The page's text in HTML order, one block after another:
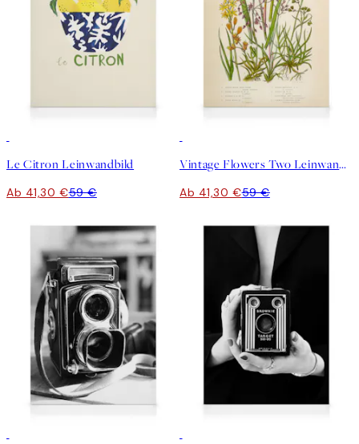
Le Citron Leinwandbild
Ab 41,30 €59 €
Vintage Flowers Two Leinwandbild
Ab 41,30 €59 €